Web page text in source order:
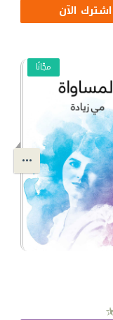
اشترك الآن
مجّانًا